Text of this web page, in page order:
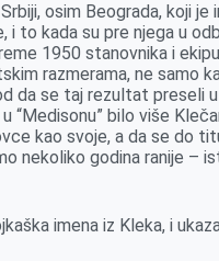
osim Beograda, koji
i to kada su pre njega u
1950 stanovnika i
razmerama, ne samo
da se taj rezultat preseli
“Medisonu” bilo više
kao svoje, a da se do
nekoliko godina ranije –
imena iz Kleka, i